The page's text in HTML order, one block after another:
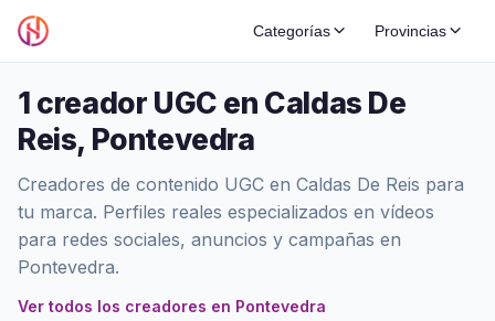
Categorías Provincias
1 creador UGC en Caldas De
Reis, Pontevedra
Creadores de contenido UGC en Caldas De Reis para
tu marca. Perfiles reales especializados en vídeos
para redes sociales, anuncios y campañas en
Pontevedra.
Ver todos los creadores en Pontevedra